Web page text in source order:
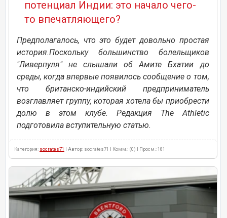
потенциал Индии: это начало чего-
то впечатляющего?
Предполагалось, что это будет довольно простая
история.Поскольку большинство болельщиков
"Ливерпуля" не слышали об Амите Бхатии до
среды, когда впервые появилось сообщение о том,
что британско-индийский предприниматель
возглавляет группу, которая хотела бы приобрести
долю в этом клубе. Редакция The Athletic
подготовила вступительную статью.
Категория: socrates71 | Автор: socrates71 | Комм.: (0) | Просм.: 181